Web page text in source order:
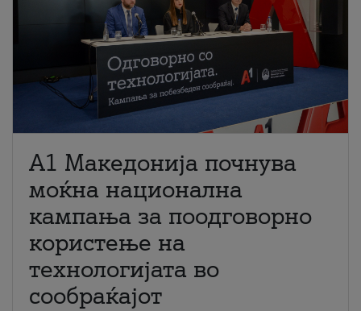
A1 Македонија почнува
моќна национална
кампања за поодговорно
користење на
технологијата во
сообраќајот